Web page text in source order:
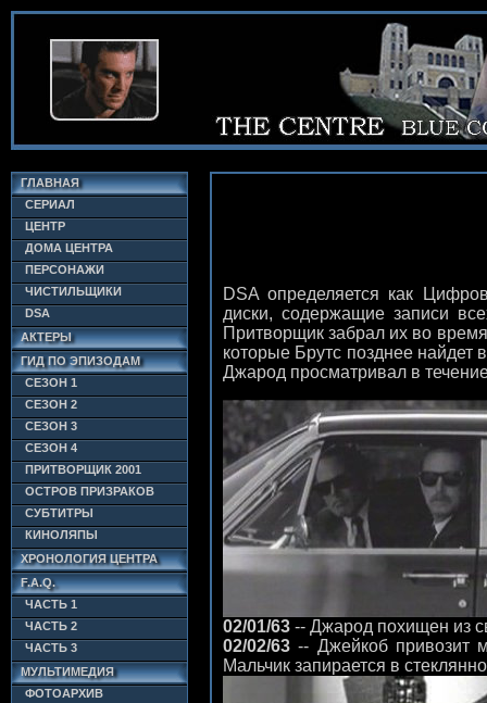
ГЛАВНАЯ
СЕРИАЛ
ЦЕНТР
ДОМА ЦЕНТРА
ПЕРСОНАЖИ
ЧИСТИЛЬЩИКИ
DSA
АКТЕРЫ
ГИД ПО ЭПИЗОДАМ
СЕЗОН 1
СЕЗОН 2
СЕЗОН 3
СЕЗОН 4
ПРИТВОРЩИК 2001
ОСТРОВ ПРИЗРАКОВ
СУБТИТРЫ
КИНОЛЯПЫ
ХРОНОЛОГИЯ ЦЕНТРА
F.A.Q.
ЧАСТЬ 1
ЧАСТЬ 2
ЧАСТЬ 3
МУЛЬТИМЕДИЯ
ФОТОАРХИВ
DSA определяется как
диски, содержащие записи
Притворщик забрал их во
которые Брутс позднее
Джарод просматривал в
02/01/63 -- Джарод похищен из
02/02/63 -- Джейкоб привозит
Мальчик запирается в